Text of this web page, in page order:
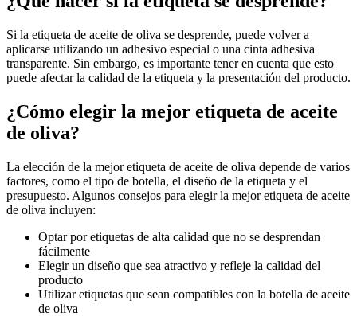
Si la etiqueta de aceite de oliva se desprende, puede volver a
aplicarse utilizando un adhesivo especial o una cinta adhesiva
transparente. Sin embargo, es importante tener en cuenta que esto
puede afectar la calidad de la etiqueta y la presentación del producto.
¿Cómo elegir la mejor etiqueta de aceite
de oliva?
La elección de la mejor etiqueta de aceite de oliva depende de varios
factores, como el tipo de botella, el diseño de la etiqueta y el
presupuesto. Algunos consejos para elegir la mejor etiqueta de aceite
de oliva incluyen:
Optar por etiquetas de alta calidad que no se desprendan
fácilmente
Elegir un diseño que sea atractivo y refleje la calidad del
producto
Utilizar etiquetas que sean compatibles con la botella de aceite
de oliva